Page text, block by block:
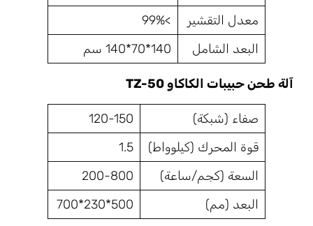
معدل التقشير
>99%
البعد الشامل
140*70*140 سم
آلة طحن حبيبات الكاكاو TZ-50
صفاء (شبكة)
120-150
قوة المحرك (كيلوواط)
1.5
السعة (كجم/ساعة)
200-800
البعد (مم)
500*230*700